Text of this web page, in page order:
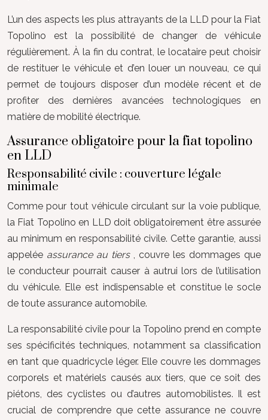
L’un des aspects les plus attrayants de la LLD pour la Fiat
Topolino est la possibilité de changer de véhicule
régulièrement. À la fin du contrat, le locataire peut choisir
de restituer le véhicule et d’en louer un nouveau, ce qui
permet de toujours disposer d’un modèle récent et de
profiter des dernières avancées technologiques en
matière de mobilité électrique.
Assurance obligatoire pour la fiat topolino
en LLD
Responsabilité civile : couverture légale
minimale
Comme pour tout véhicule circulant sur la voie publique,
la Fiat Topolino en LLD doit obligatoirement être assurée
au minimum en responsabilité civile. Cette garantie, aussi
appelée assurance au tiers , couvre les dommages que
le conducteur pourrait causer à autrui lors de l’utilisation
du véhicule. Elle est indispensable et constitue le socle
de toute assurance automobile.
La responsabilité civile pour la Topolino prend en compte
ses spécificités techniques, notamment sa classification
en tant que quadricycle léger. Elle couvre les dommages
corporels et matériels causés aux tiers, que ce soit des
piétons, des cyclistes ou d’autres automobilistes. Il est
crucial de comprendre que cette assurance ne couvre